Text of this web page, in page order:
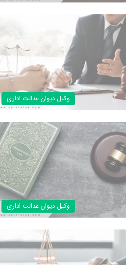
وکیل دیوان عدالت اداری
وکیل دیوان عدالت اداری